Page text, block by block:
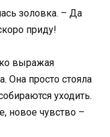
золовка. – Да
приду!
выражая
Она просто стояла
уходить.
новое чувство –